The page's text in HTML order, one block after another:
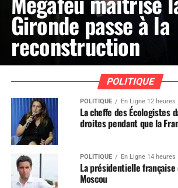
Gironde passe à la
reconstruction
POLITIQUE
POLITIQUE En Ligne 12 heures
La cheffe des Écologistes
droites pendant que la
POLITIQUE En Ligne 14 heures
La présidentielle
Moscou